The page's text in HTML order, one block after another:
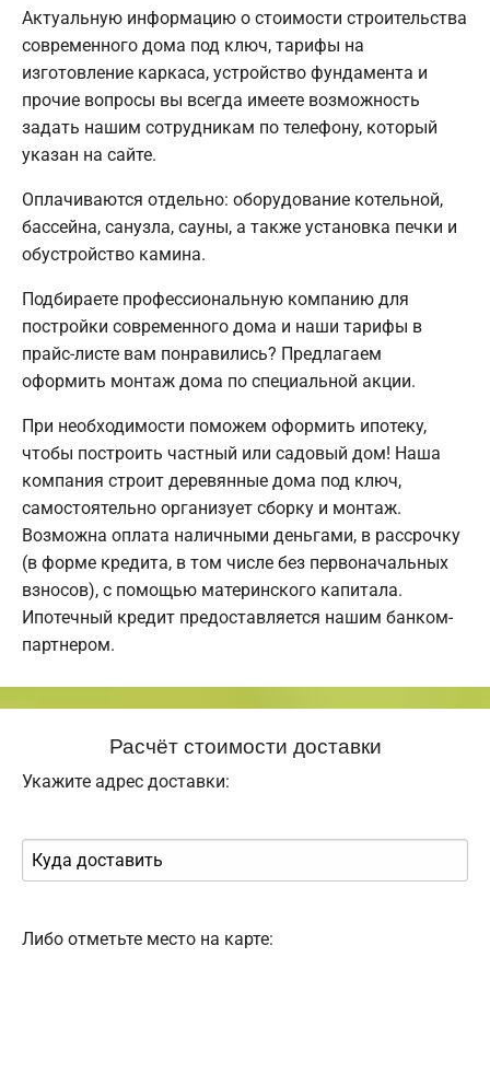
Актуальную информацию о стоимости строительства
современного дома под ключ, тарифы на
изготовление каркаса, устройство фундамента и
прочие вопросы вы всегда имеете возможность
задать нашим сотрудникам по телефону, который
указан на сайте.
Оплачиваются отдельно: оборудование котельной,
бассейна, санузла, сауны, а также установка печки и
обустройство камина.
Подбираете профессиональную компанию для
постройки современного дома и наши тарифы в
прайс-листе вам понравились? Предлагаем
оформить монтаж дома по специальной акции.
При необходимости поможем оформить ипотеку,
чтобы построить частный или садовый дом! Наша
компания строит деревянные дома под ключ,
самостоятельно организует сборку и монтаж.
Возможна оплата наличными деньгами, в рассрочку
(в форме кредита, в том числе без первоначальных
взносов), с помощью материнского капитала.
Ипотечный кредит предоставляется нашим банком-
партнером.
Расчёт стоимости доставки
Укажите адрес доставки:
Либо отметьте место на карте: